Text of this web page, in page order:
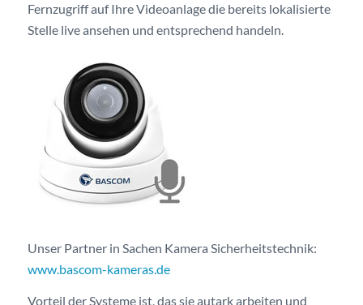
Fernzugriff auf Ihre Videoanlage die bereits lokalisierte
Stelle live ansehen und entsprechend handeln.
Unser Partner in Sachen Kamera Sicherheitstechnik:
www.bascom-kameras.de
Vorteil der Systeme ist, das sie autark arbeiten und